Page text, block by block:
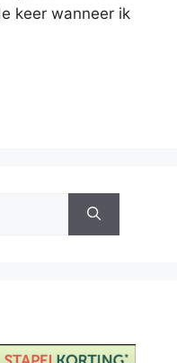
keer wanneer ik